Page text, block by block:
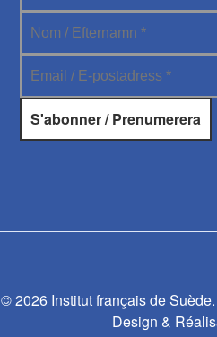
© 2026 Institut français de
Design &